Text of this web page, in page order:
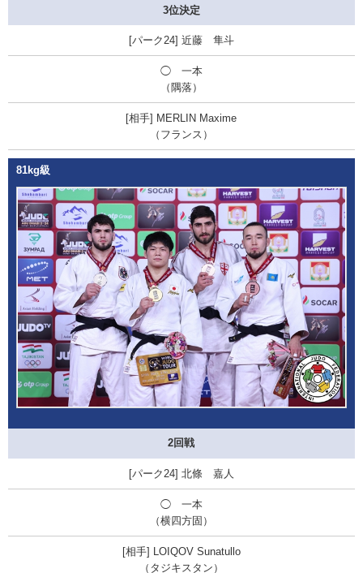
3位決定
近藤 隼斗
◯ 一本
（隅落）
MERLIN Maxime
（フランス）
81kg級
2回戦
北條 嘉人
◯ 一本
（横四方固）
LOIQOV Sunatullo
（タジキスタン）